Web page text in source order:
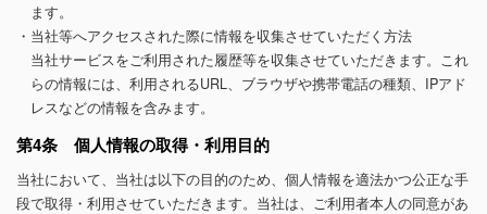
ます。
・当社等へアクセスされた際に情報を収集させていただく方法
当社サービスをご利用された履歴等を収集させていただきます。これ
らの情報には、利用されるURL、ブラウザや携帯電話の種類、IPアド
レスなどの情報を含みます。
第4条 個人情報の取得・利用目的
当社において、当社は以下の目的のため、個人情報を適法かつ公正な手
段で取得・利用させていただきます。当社は、ご利用者本人の同意があ